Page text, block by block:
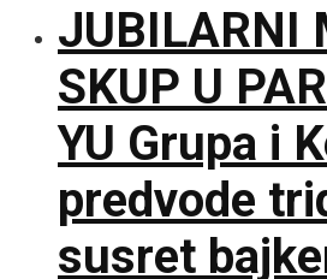
JUBILARNI
SKUP U
YU Grupa i
predvode
susret